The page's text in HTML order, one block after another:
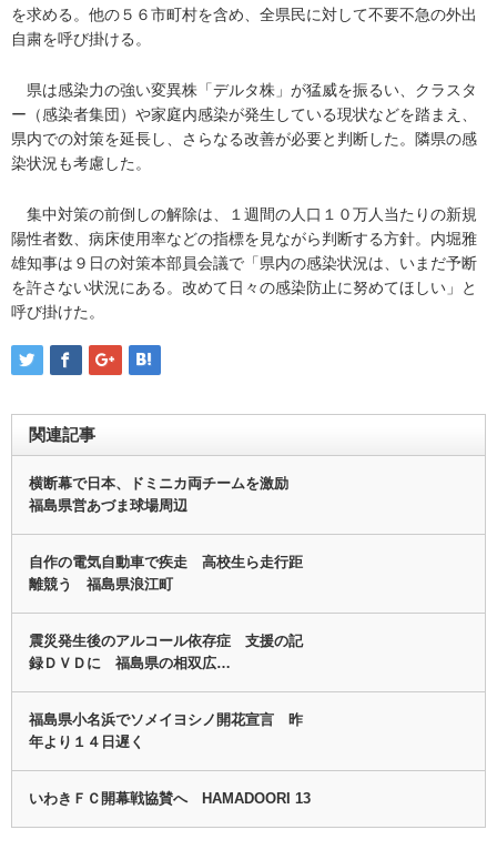
を求める。他の５６市町村を含め、全県民に対して不要不急の外出
自粛を呼び掛ける。
県は感染力の強い変異株「デルタ株」が猛威を振るい、クラスタ
ー（感染者集団）や家庭内感染が発生している現状などを踏まえ、
県内での対策を延長し、さらなる改善が必要と判断した。隣県の感
染状況も考慮した。
集中対策の前倒しの解除は、１週間の人口１０万人当たりの新規
陽性者数、病床使用率などの指標を見ながら判断する方針。内堀雅
雄知事は９日の対策本部員会議で「県内の感染状況は、いまだ予断
を許さない状況にある。改めて日々の感染防止に努めてほしい」と
呼び掛けた。
関連記事
横断幕で日本、ドミニカ両チームを激励
福島県営あづま球場周辺
自作の電気自動車で疾走 高校生ら走行距
離競う 福島県浪江町
震災発生後のアルコール依存症 支援の記
録ＤＶＤに 福島県の相双広…
福島県小名浜でソメイヨシノ開花宣言 昨
年より１４日遅く
いわきＦＣ開幕戦協賛へ HAMADOORI 13